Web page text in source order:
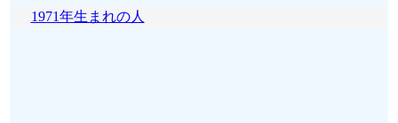
1971年生まれの人